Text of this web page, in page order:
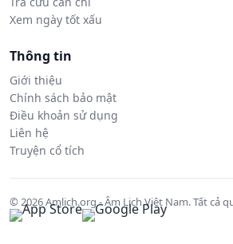
Xem ngày tốt xấu
Thông tin
Giới thiệu
Chính sách bảo mật
Điều khoản sử dụng
Liên hệ
Truyện cổ tích
© 2026 Amlich.org - Âm Lịch Việt Nam. Tất cả